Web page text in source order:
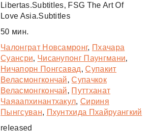
Libertas.Subtitles, FSG The Art Of
Love Asia.Subtitles
50 мин.
Чалонграт Новсамронг, Пхачара
Суансри, Чисанупонг Паунгмани,
Ничапорн Понгсавад,Супакит
Веласмонгкончай,Супачкок
Веласмонгкончай, Путтханат
Чаяаапхинантхакул,Сириня
Пынгсуван, Пхунтхида Пхайруангкий
released